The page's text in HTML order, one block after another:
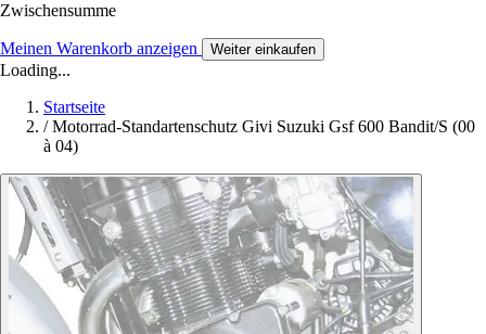
Zwischensumme
Meinen Warenkorb anzeigen Weiter einkaufen
Loading...
Startseite
/ Motorrad-Standartenschutz Givi Suzuki Gsf 600 Bandit/S (00
à 04)